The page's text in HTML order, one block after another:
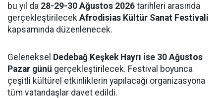
bu yıl da 28-29-30 Ağustos 2026 tarihleri arasında
gerçekleştirilecek Afrodisias Kültür Sanat Festivali
kapsamında düzenlenecek.
Geleneksel Dedebağ Keşkek Hayrı ise 30 Ağustos
Pazar günü gerçekleştirilecek. Festival boyunca
çeşitli kültürel etkinliklerin yapılacağı organizasyona
tüm vatandaşlar davet edildi.